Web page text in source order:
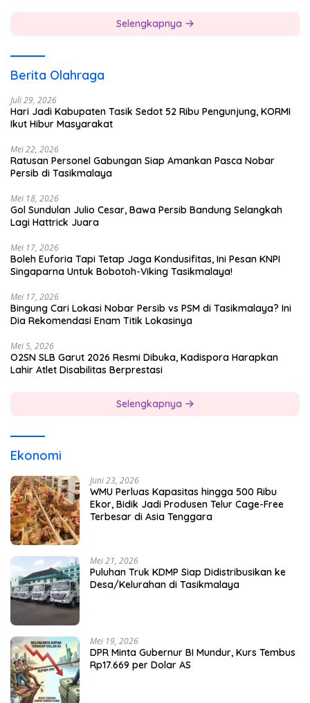
Selengkapnya
Berita Olahraga
Juli 29, 2026
Hari Jadi Kabupaten Tasik Sedot 52 Ribu Pengunjung, KORMI
Ikut Hibur Masyarakat
Mei 22, 2026
Ratusan Personel Gabungan Siap Amankan Pasca Nobar
Persib di Tasikmalaya
Mei 18, 2026
Gol Sundulan Julio Cesar, Bawa Persib Bandung Selangkah
Lagi Hattrick Juara
Mei 17, 2026
Boleh Euforia Tapi Tetap Jaga Kondusifitas, Ini Pesan KNPI
Singaparna Untuk Bobotoh-Viking Tasikmalaya!
Mei 17, 2026
Bingung Cari Lokasi Nobar Persib vs PSM di Tasikmalaya? Ini
Dia Rekomendasi Enam Titik Lokasinya
Mei 5, 2026
O2SN SLB Garut 2026 Resmi Dibuka, Kadispora Harapkan
Lahir Atlet Disabilitas Berprestasi
Selengkapnya
Ekonomi
Juni 23, 2026
WMU Perluas Kapasitas hingga 500 Ribu
Ekor, Bidik Jadi Produsen Telur Cage-Free
Terbesar di Asia Tenggara
Mei 21, 2026
Puluhan Truk KDMP Siap Didistribusikan ke
Desa/Kelurahan di Tasikmalaya
Mei 19, 2026
DPR Minta Gubernur BI Mundur, Kurs Tembus
Rp17.669 per Dolar AS